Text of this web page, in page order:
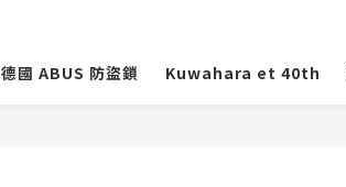
德國 ABUS 防盜鎖 Kuwahara et 40th